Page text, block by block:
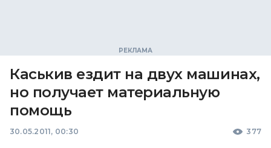
Каськив ездит на двух машинах,
но получает материальную
помощь
30.05.2011, 00:30 377